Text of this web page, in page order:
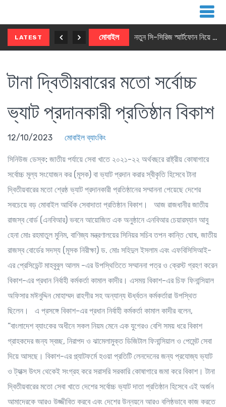
LATEST মোবাইল নতুন সি-সিরিজ স্মার্টফোন নিয়ে আসছে রিয়েলমি
টানা দ্বিতীয়বারের মতো সর্বোচ্চ
ভ্যাট প্রদানকারী প্রতিষ্ঠান বিকাশ
12/10/2023 মোবাইল ব্যাংকিং
সিনিউজ ডেস্ক: জাতীয় পর্যায়ে সেবা খাতে ২০২১-২২ অর্থবছরে রাষ্ট্রীয় কোষাগারে
সর্বোচ্চ মূল্য সংযোজন কর (মূসক) বা ভ্যাট প্রদান করার স্বীকৃতি হিসেবে টানা
দ্বিতীয়বারের মতো শ্রেষ্ঠ ভ্যাট প্রদানকারী প্রতিষ্ঠানের সম্মাননা পেয়েছে দেশের
সবচেয়ে বড় মোবাইল আর্থিক সেবাদাতা প্রতিষ্ঠান বিকাশ। আজ রাজধানীর জাতীয়
রাজস্ব বোর্ড (এনবিআর) ভবনে আয়োজিত এক অনুষ্ঠানে এনবিআর চেয়ারম্যান আবু
হেনা মোঃ রহমাতুল মুনিম, বাণিজ্য মন্ত্রণালয়ের সিনিয়র সচিব তপন কান্তি ঘোষ, জাতীয়
রাজস্ব বোর্ডের সদস্য (মূসক নিরীক্ষা) ড. মোঃ সহিদুল ইসলাম এবং এফবিসিসিআই-
এর প্রেসিডেন্ট মাহবুবুল আলম -এর উপস্থিতিতে সম্মাননা পত্র ও ক্রেস্ট গ্রহণ করেন
বিকাশ-এর প্রধান নির্বাহী কর্মকর্তা কামাল কাদীর। এসময় বিকাশ-এর চিফ ফিনান্সিয়াল
অফিসার মঈনুদ্দিন মোহাম্মদ রাহগীর সহ অন্যান্য ঊর্ধ্বতন কর্মকর্তারা উপস্থিত
ছিলেন। এ প্রসঙ্গে বিকাশ-এর প্রধান নির্বাহী কর্মকর্তা কামাল কাদীর বলেন,
“বাংলাদেশ ব্যাংকের অধীনে সকল নিয়ম মেনে এক যুগেরও বেশি সময় ধরে বিকাশ
গ্রাহকদের জন্য স্বচ্ছ, নিরাপদ ও ঝামেলামুক্ত ডিজিটাল ফিনান্সিয়াল ও পেমেন্ট সেবা
দিয়ে আসছে। বিকাশ-এর প্ল্যাটফর্মে হওয়া প্রতিটি লেনদেনের জন্য প্রযোজ্য ভ্যাট
ও ট্যাক্স উৎস থেকেই সংগ্রহ করে সরাসরি সরকারি কোষাগারে জমা করে বিকাশ। টানা
দ্বিতীয়বারের মতো সেবা খাতে দেশের সর্বোচ্চ ভ্যাট দাতা প্রতিষ্ঠান হিসেবে এই অর্জন
আমাদেরকে আরও উজ্জীবিত করবে এবং দেশের উন্নয়নে আরও বলিষ্ঠভাবে কাজ করতে